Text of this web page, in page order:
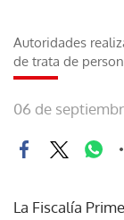
Autoridades
de trata de
06 de
La Fiscalía